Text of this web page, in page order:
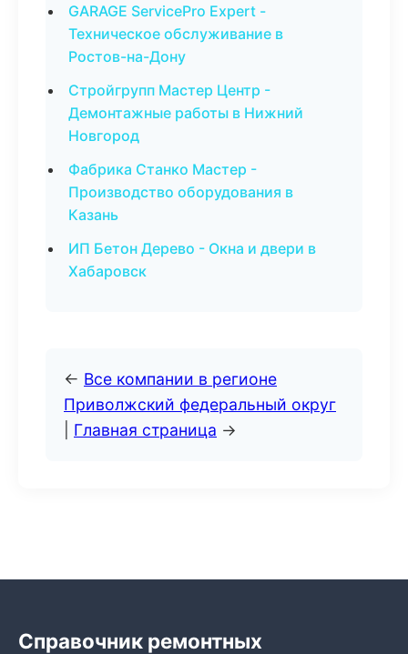
GARAGE ServicePro Expert -
Техническое обслуживание в
Ростов-на-Дону
Стройгрупп Мастер Центр -
Демонтажные работы в Нижний
Новгород
Фабрика Станко Мастер -
Производство оборудования в
Казань
ИП Бетон Дерево - Окна и двери в
Хабаровск
← Все компании в регионе
Приволжский федеральный округ
Главная страница →
Справочник ремонтных